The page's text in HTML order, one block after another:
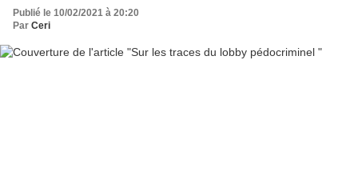
Publié le 10/02/2021 à 20:20
Par Ceri